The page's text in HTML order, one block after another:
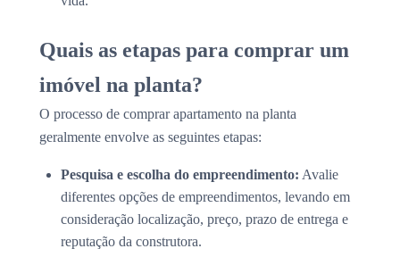
Quais as etapas para comprar um
imóvel na planta?
O processo de comprar apartamento na planta
geralmente envolve as seguintes etapas:
Pesquisa e escolha do empreendimento: Avalie
diferentes opções de empreendimentos, levando em
consideração localização, preço, prazo de entrega e
reputação da construtora.